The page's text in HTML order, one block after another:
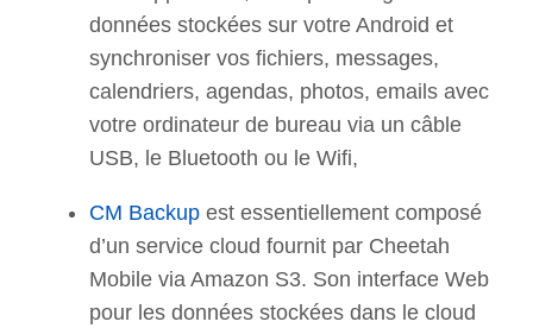
données stockées sur votre Android et
synchroniser vos fichiers, messages,
calendriers, agendas, photos, emails avec
votre ordinateur de bureau via un câble
USB, le Bluetooth ou le Wifi,
CM Backup est essentiellement composé
d’un service cloud fournit par Cheetah
Mobile via Amazon S3. Son interface Web
pour les données stockées dans le cloud